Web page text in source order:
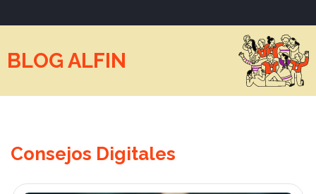
BLOG ALFIN
Consejos Digitales